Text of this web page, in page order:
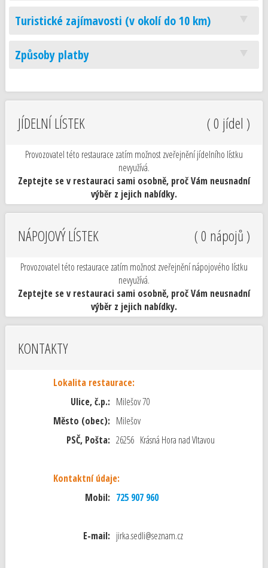
Turistické zajímavosti (v okolí do 10 km)
Způsoby platby
JÍDELNÍ LÍSTEK ( 0 jídel )
Provozovatel této restaurace zatím možnost zveřejnění jídelního lístku
nevyužívá.
Zeptejte se v restauraci sami osobně, proč Vám neusnadní
výběr z jejich nabídky.
NÁPOJOVÝ LÍSTEK ( 0 nápojů )
Provozovatel této restaurace zatím možnost zveřejnění nápojového lístku
nevyužívá.
Zeptejte se v restauraci sami osobně, proč Vám neusnadní
výběr z jejich nabídky.
KONTAKTY
Lokalita restaurace:
Ulice, č.p.: Milešov 70
Město (obec): Milešov
PSČ, Pošta: 26256 Krásná Hora nad Vltavou
Kontaktní údaje:
Mobil: 725 907 960
E-mail: jirka.sedli@seznam.cz